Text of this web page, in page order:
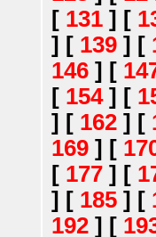
[ 131 ] [
] [ 139 ] [
146 ] [
[ 154] [
] [ 162 ] [
169 ] [
[ 177 ] [
] [ 185 ] [
192 ] [